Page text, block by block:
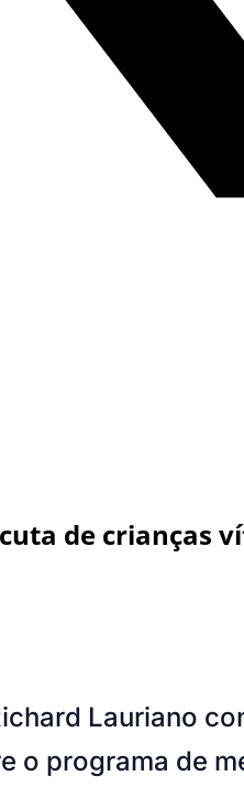
de crianças
Lauriano
o programa de